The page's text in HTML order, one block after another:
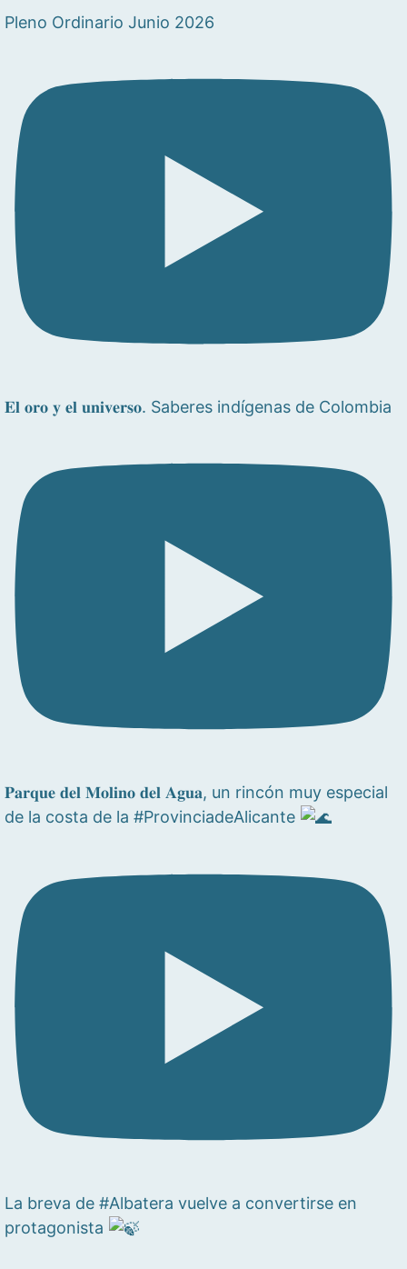
Pleno Ordinario Junio 2026
𝐄𝐥 𝐨𝐫𝐨 𝐲 𝐞𝐥 𝐮𝐧𝐢𝐯𝐞𝐫𝐬𝐨. Saberes indígenas de Colombia
𝐏𝐚𝐫𝐪𝐮𝐞 𝐝𝐞𝐥 𝐌𝐨𝐥𝐢𝐧𝐨 𝐝𝐞𝐥 𝐀𝐠𝐮𝐚, un rincón muy especial
de la costa de la #ProvinciadeAlicante
La breva de #Albatera vuelve a convertirse en
protagonista